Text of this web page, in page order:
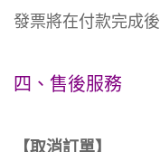
發票將在付款完成
四、售後服務
【取消訂單】